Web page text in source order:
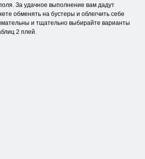
За удачное выполнение вам дадут
обменять на бустеры и облегчить себе
и тщательно выбирайте варианты
2 плей.